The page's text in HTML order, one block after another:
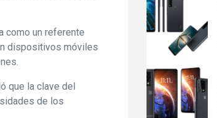
como un referente
dispositivos móviles
que la clave del
de los